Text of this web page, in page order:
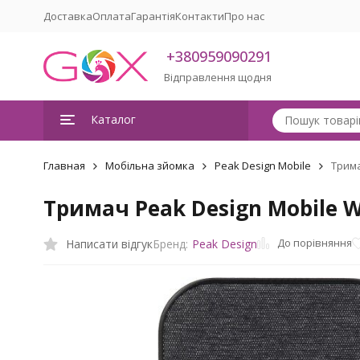
ДоставкаОплатаГарантіяКонтактиПро нас
+380959090291
Відправлення щодня
Каталог
Главная Мобільна зйомка Peak Design Mobile
Тримач Peak Design Mobile
Написати відгукБренд: Peak Design До порівняння